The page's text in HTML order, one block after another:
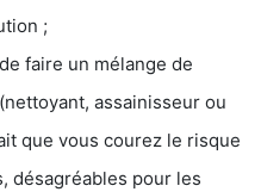
;
faire un mélange de
assainisseur ou
que vous courez le risque
désagréables pour les